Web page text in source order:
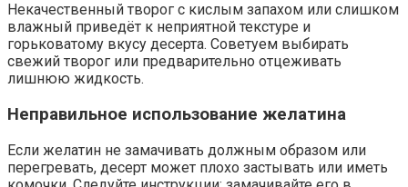
Некачественный творог с кислым запахом или слишком
влажный приведёт к неприятной текстуре и
горьковатому вкусу десерта. Советуем выбирать
свежий творог или предварительно отцеживать
лишнюю жидкость.
Неправильное использование желатина
Если желатин не замачивать должным образом или
перегревать, десерт может плохо застывать или иметь